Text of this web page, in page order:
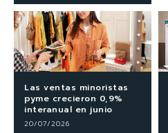
Las ventas minoristas
pyme crecieron 0,9%
interanual en junio
20/07/2026